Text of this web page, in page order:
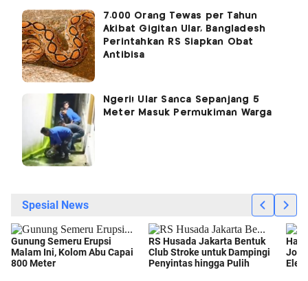
7.000 Orang Tewas per Tahun
Akibat Gigitan Ular, Bangladesh
Perintahkan RS Siapkan Obat
Antibisa
Ngeri! Ular Sanca Sepanjang 5
Meter Masuk Permukiman Warga